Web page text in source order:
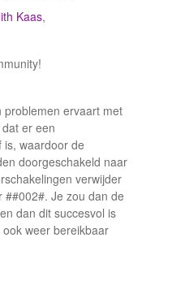
Kaas,
problemen ervaart met
er een
is, waardoor de
doorgeschakeld naar
verwijder
Je zou dan de
dan dit succesvol is
weer bereikbaar